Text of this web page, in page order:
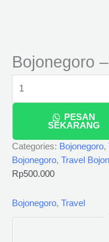
Bojonegoro
PESAN
SEKARANG
Categories: Bojonegoro,
Bojonegoro, Travel
Rp500.000
Bojonegoro, Travel